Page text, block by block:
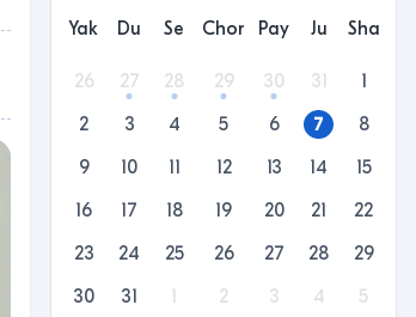
Yak Du Se Chor Pay Ju Sha
26 27 28 29 30 31
1
2
3 4 5 6 7
8
9
10 11 12 13 14
15
16
17 18 19 20 21
22
23
24 25 26 27 28
29
30
31 2 3 4 5